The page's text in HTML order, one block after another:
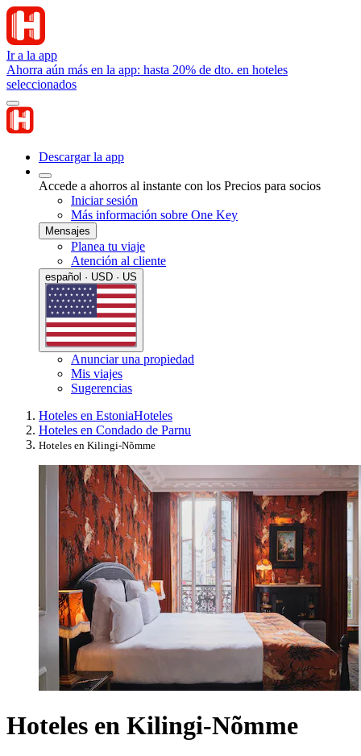
Ir a la app
Ahorra aún más en la app: hasta 20% de dto. en hoteles
seleccionados
Descargar la app
Accede a ahorros al instante con los Precios para socios
Iniciar sesión
Más información sobre One Key
Mensajes
Planea tu viaje
Atención al cliente
español · USD · US
Anunciar una propiedad
Mis viajes
Sugerencias
Hoteles en EstoniaHoteles
Hoteles en Condado de Parnu
Hoteles en Kilingi-Nõmme
Hoteles en Kilingi-Nõmme